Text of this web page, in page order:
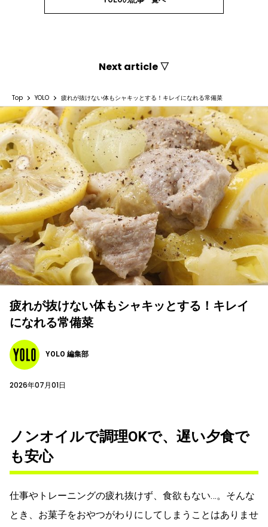
Next article ▽
Top YOLO 疲れが抜けない体もシャキッとする！キレイになれる常備菜
疲れが抜けない体もシャキッとする！キレイ
になれる常備菜
YOLO 編集部
2026年07月01日
ノンオイルで調理OKで、遅い夕食で
も安心
仕事やトレーニングの疲れ抜けず、食欲もない…。そんな
とき、お菓子をおやつがわりにしてしまうことはありませ